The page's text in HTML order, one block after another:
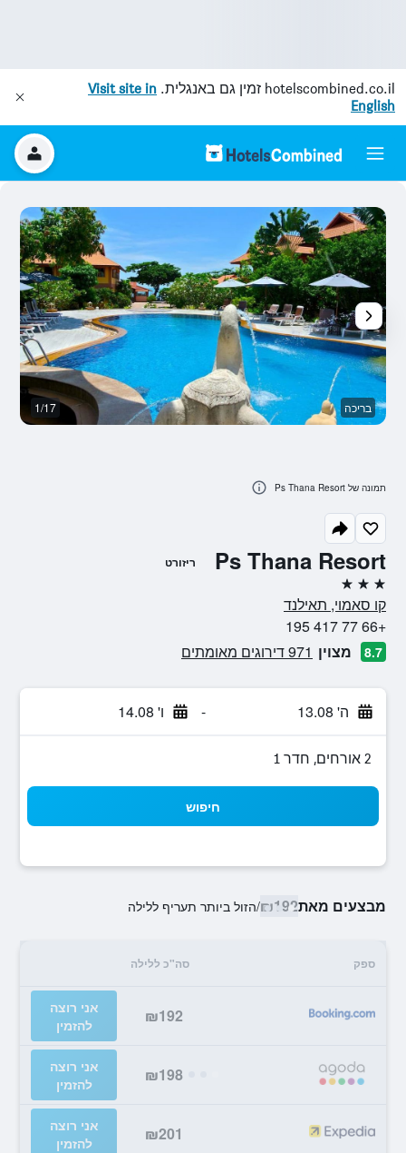
hotelscombined.co.il זמין גם באנגלית. Visit site in
English
Ps Thana Resort ריזורט
3 כוכבים
קו סאמוי, תאילנד
+66 77 417 195
8.7 מצוין 971 דירוגים מאומתים
ה' 13.08 - ו' 14.08
2 אורחים, חדר 1
חיפוש
מבצעים מאת₪192
/הזול ביותר תעריף ללילה
ספק סה"כ ללילה
₪192
אני רוצה
להזמין
₪198
אני רוצה
להזמין
₪201
אני רוצה
להזמין
בריכה 1/17
תמונה של Ps Thana Resort